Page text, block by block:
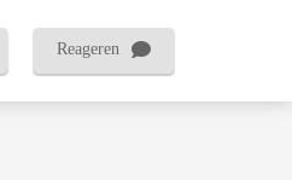
Reageren